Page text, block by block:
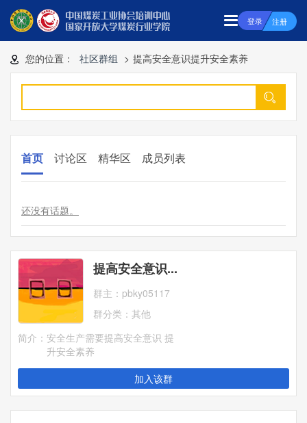
登录 注册
您的位置： 社区群组 > 提高安全意识提升安全素养
首页 讨论区 精华区 成员列表
还没有话题。
提高安全意识...
群主： pbky05117
群分类： 其他
简介： 安全生产需要提高安全意识 提
升安全素养
加入该群